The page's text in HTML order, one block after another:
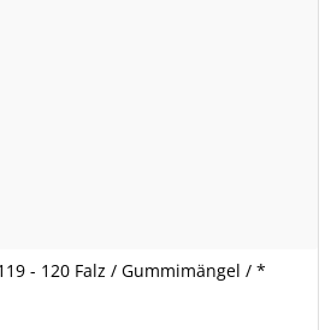
- 120 Falz / Gummimängel / *